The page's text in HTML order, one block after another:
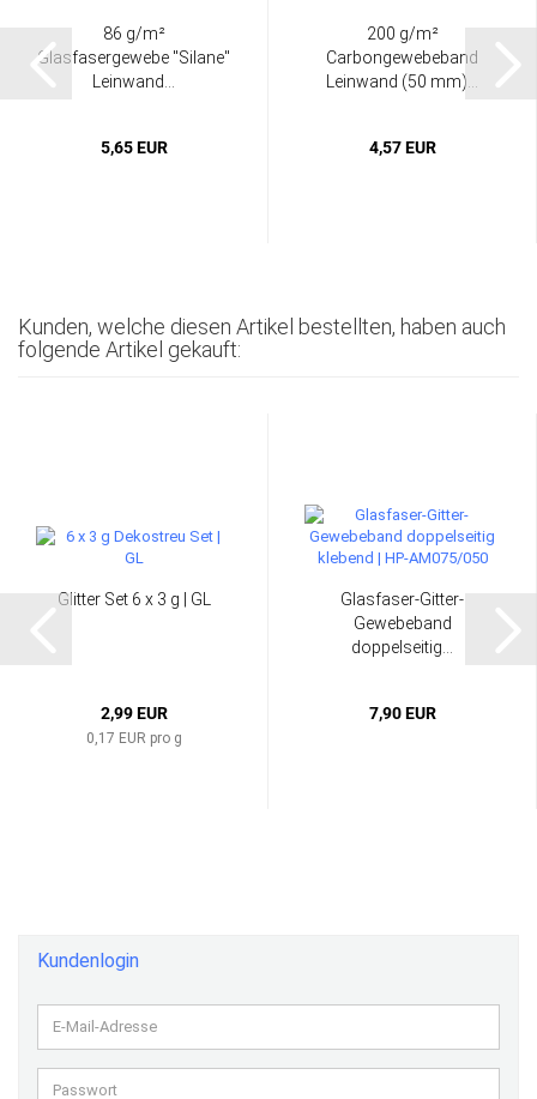
86 g/m²
Glasfasergewebe "Silane"
Leinwand...
5,65 EUR
200 g/m²
Carbongewebeband
Leinwand (50 mm)...
4,57 EUR
Kunden, welche diesen Artikel bestellten, haben auch
folgende Artikel gekauft:
Glitter Set 6 x 3 g | GL
2,99 EUR
0,17 EUR pro g
Glasfaser-Gitter-
Gewebeband
doppelseitig...
7,90 EUR
Kundenlogin
E-
Mail-
Adresse
Passwort